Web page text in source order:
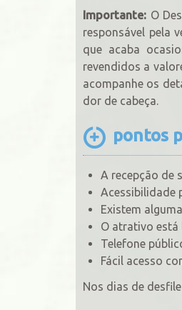
Importante: O
responsável pela
que acaba
revendidos a
acompanhe os
dor de cabeça.
pontos
A recepção de
Acessibilidade
Existem
O atrativo está
Telefone
Fácil acesso
Nos dias de